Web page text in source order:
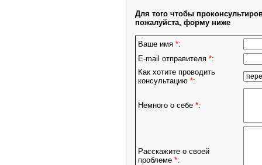
Для того чтобы
пожалуйста, форму ниже
Ваше имя *:
E-mail отправителя *:
Как хотите проводить
консультацию *:
Немного о себе *:
Расскажите о своей
проблеме *: